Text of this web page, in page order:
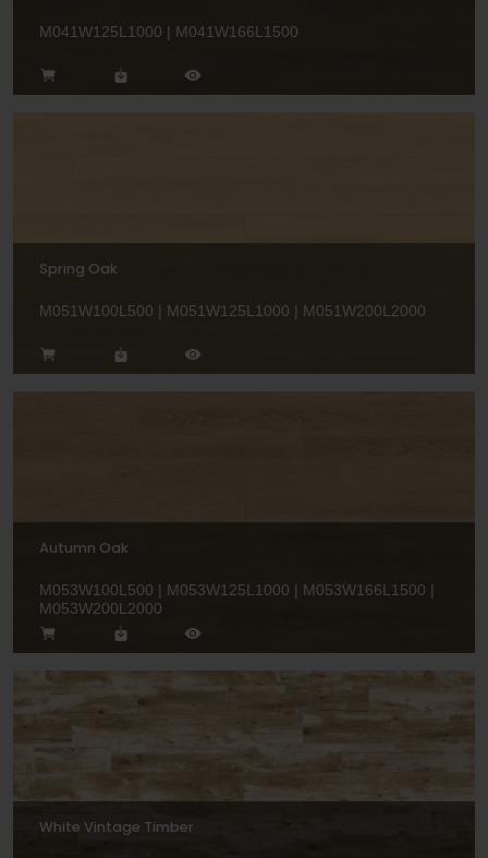
M041W125L1000 | M041W166L1500
Spring Oak
M051W100L500 | M051W125L1000 | M051W200L2000
Autumn Oak
M053W100L500 | M053W125L1000 | M053W166L1500 |
M053W200L2000
White Vintage Timber